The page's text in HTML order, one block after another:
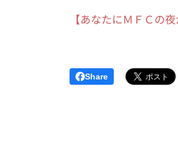
【あなたにＭＦＣ
Share